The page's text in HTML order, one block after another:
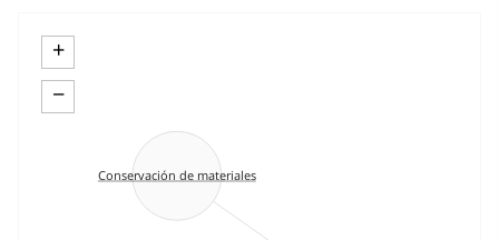
+
−
Conservación de materiales